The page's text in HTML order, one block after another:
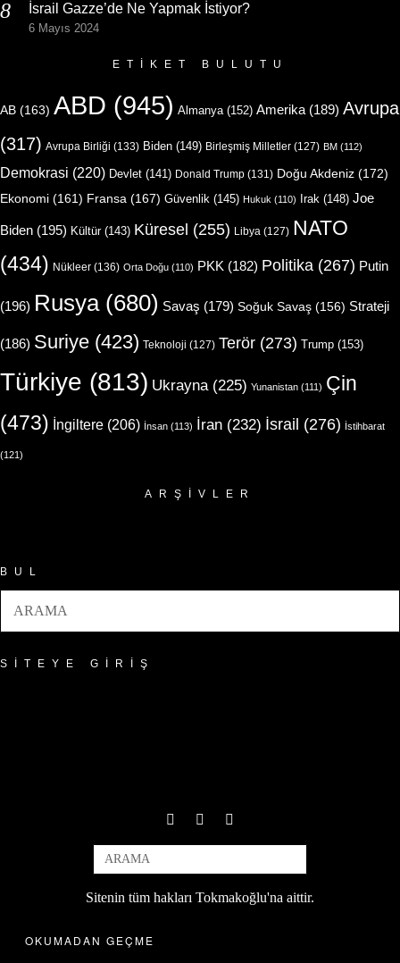
İsrail Gazze’de Ne Yapmak İstiyor?
6 Mayıs 2024
ETIKET BULUTU
AB (163) ABD (945) Almanya(152) Amerika (189) Avrupa
(317) Avrupa Birliği (133) Biden (149) Birleşmiş Milletler (127) BM (112)
Demokrasi (220) Devlet (141) Donald Trump (131) Doğu Akdeniz (172)
Ekonomi (161) Fransa (167) Güvenlik (145) Hukuk (110) Irak (148) Joe
Biden (195) Kültür(143) Küresel (255) Libya (127) NATO
(434) Nükleer (136) Orta Doğu (110) PKK (182) Politika (267) Putin
(196) Rusya(680) Savaş (179) Soğuk Savaş (156) Strateji
(186) Suriye (423) Teknoloji (127) Terör (273) Trump (153)
Türkiye (813) Ukrayna(225) Yunanistan (111) Çin
(473) İngiltere (206) İnsan (113) İran (232) İsrail (276) İstihbarat
(121)
ARŞIVLER
BUL
SITEYE GIRIŞ
Sitenin tüm hakları Tokmakoğlu'na aittir.
OKUMADAN GEÇME